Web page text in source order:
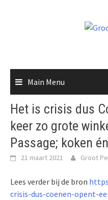
Main Menu
Het is crisis dus
keer zo grote
Passage; koken
21 maart 2021 Groot
Lees verder bij de bron
crisis-dus-coenen-opent-